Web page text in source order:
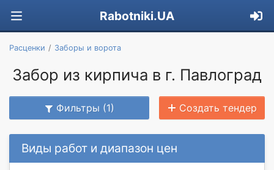
Rabotniki.UA
Расценки Заборы и ворота
Забор из кирпича в г. Павлоград
Фильтры (1) Создать тендер
Виды работ и диапазон цен